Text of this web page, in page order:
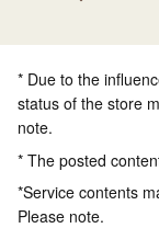
* Due to the
status of the store
note.
* The posted
*Service contents
Please note.